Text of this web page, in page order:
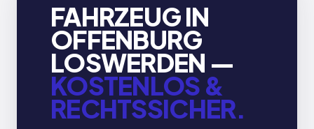
FAHRZEUG IN
OFFENBURG
LOSWERDEN —
KOSTENLOS &
RECHTSSICHER.